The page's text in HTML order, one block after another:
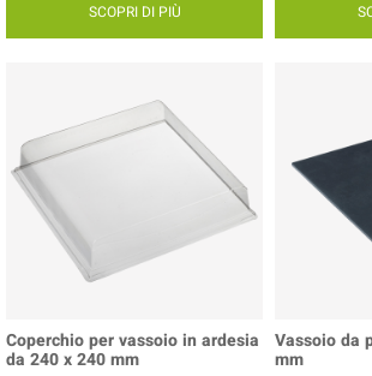
SCOPRI DI PIÙ
Coperchio per vassoio in ardesia
da 240 x 240 mm
Vassoio da
mm